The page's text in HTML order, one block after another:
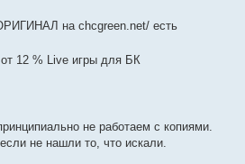
на chcgreen.net/ есть
12 % Live игры для БК
не работаем с копиями.
не нашли то, что искали.